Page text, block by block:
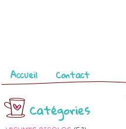
Pages
Accueil Contact
Catégories